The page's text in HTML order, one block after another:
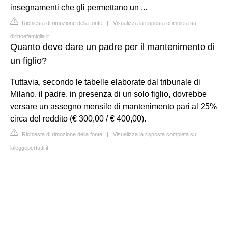
insegnamenti che gli permettano un ...
Richiesta di rimozione della fonte | Visualizza la risposta completa su
dirittoefamiglia.it
Quanto deve dare un padre per il mantenimento di
un figlio?
Tuttavia, secondo le tabelle elaborate dal tribunale di
Milano, il padre, in presenza di un solo figlio, dovrebbe
versare un assegno mensile di mantenimento pari al 25%
circa del reddito (€ 300,00 / € 400,00).
Richiesta di rimozione della fonte | Visualizza la risposta completa su
laleggepertutti.it